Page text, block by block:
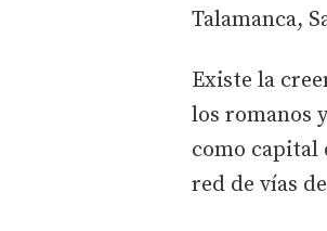
Talamanca,
Existe la
los romanos
como capital
red de vías